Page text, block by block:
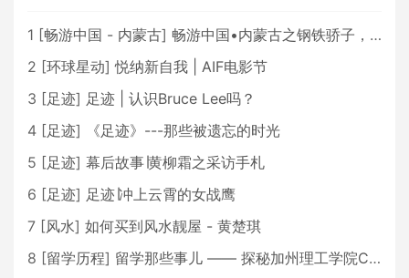
1 [畅游中国 - 内蒙古] 畅游中国•内蒙古之钢铁骄子，魅力包头
2 [环球星动] 悦纳新自我 | AIF电影节
3 [足迹] 足迹 | 认识Bruce Lee吗？
4 [足迹]
《足迹》---那些被遗忘的时光
5 [足迹] 幕后故事∣黄柳霜之采访手札
6 [足迹] 足迹∣冲上云霄的女战鹰
7 [风水] 如何买到风水靓屋 - 黄楚琪
8 [留学历程] 留学那些事儿 —— 探秘加州理工学院Caltech博士生活 [上集]